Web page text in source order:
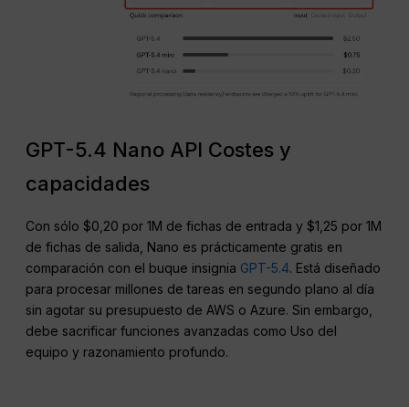
GPT-5.4 Nano API Costes y
capacidades
Con sólo $0,20 por 1M de fichas de entrada y $1,25 por 1M
de fichas de salida, Nano es prácticamente gratis en
comparación con el buque insignia GPT-5.4. Está diseñado
para procesar millones de tareas en segundo plano al día
sin agotar su presupuesto de AWS o Azure. Sin embargo,
debe sacrificar funciones avanzadas como Uso del
equipo y razonamiento profundo.